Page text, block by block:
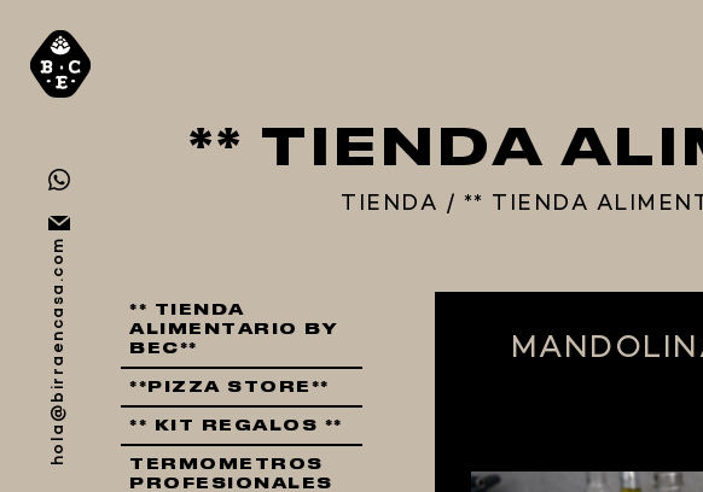
hola@birraencasa.com
** TIENDA
TIENDA / ** TIENDA
** TIENDA
ALIMENTARIO BY
BEC**
**PIZZA STORE**
** KIT REGALOS **
TERMOMETROS
PROFESIONALES